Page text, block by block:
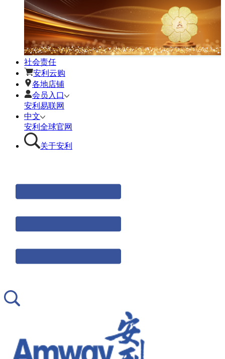
社会责任
安利云购
各地店铺
会员入口
安利易联网
中文
安利全球官网
关于安利